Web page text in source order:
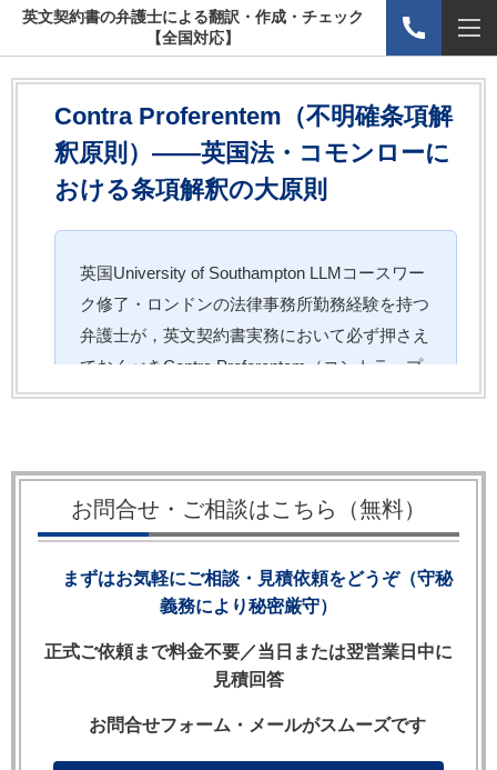
英文契約書の弁護士による翻訳・作成・チェック
【全国対応】
Contra Proferentem（不明確条項解
釈原則）——英国法・コモンローに
おける条項解釈の大原則
英国University of Southampton LLMコースワー
ク修了・ロンドンの法律事務所勤務経験を持つ
弁護士が，英文契約書実務において必ず押さえ
ておくべきContra Proferentem（コントラ・プ
ロフェレンテム）原則を解説します。免責条項
【目次】
1. Contra Proferentemとは何か
3. 典型的な適用場面：免責条項と責任制限条項
4. リーディング・ケースに見る裁判所の判断
5. 実務上のリスク：どんな条文が危険か
お問合せ・ご相談はこちら（無料）
まずはお気軽にご相談・見積依頼をどうぞ（守秘
義務により秘密厳守）
正式ご依頼まで料金不要／当日または翌営業日中に
見積回答
お問合せフォーム・メールがスムーズです